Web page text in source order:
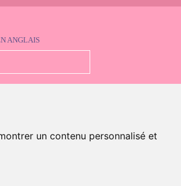
un contenu personnalisé et
ANGLAIS